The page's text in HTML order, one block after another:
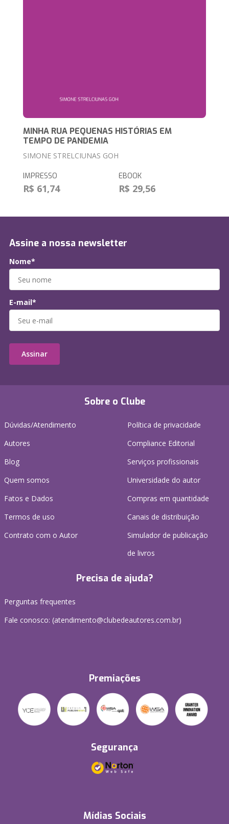
MINHA RUA PEQUENAS HISTÓRIAS EM
TEMPO DE PANDEMIA
SIMONE STRELCIUNAS GOH
IMPRESSO
R$ 61,74
EBOOK
R$ 29,56
Sobre o Clube
Dúvidas/Atendimento
Autores
Blog
Quem somos
Fatos e Dados
Termos de uso
Contrato com o Autor
Política de privacidade
Compliance Editorial
Serviços profissionais
Universidade do autor
Compras em quantidade
Canais de distribuição
Simulador de publicação
de livros
Precisa de ajuda?
Perguntas frequentes
Fale conosco: (atendimento@clubedeautores.com.br)
Premiações
Segurança
Mídias Sociais
Assine a nossa newsletter
Nome*
E-mail*
Assinar